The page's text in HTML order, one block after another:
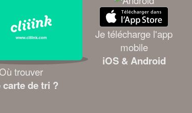
Où trouver
carte de tri ?
Je télécharge l'app
mobile
iOS & Android